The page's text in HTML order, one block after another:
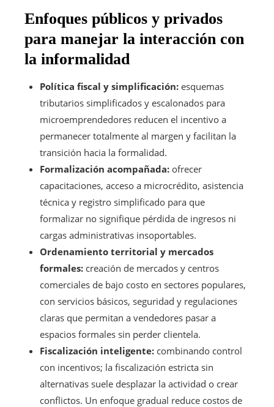
Enfoques públicos y privados
para manejar la interacción con
la informalidad
Política fiscal y simplificación: esquemas
tributarios simplificados y escalonados para
microemprendedores reducen el incentivo a
permanecer totalmente al margen y facilitan la
transición hacia la formalidad.
Formalización acompañada: ofrecer
capacitaciones, acceso a microcrédito, asistencia
técnica y registro simplificado para que
formalizar no signifique pérdida de ingresos ni
cargas administrativas insoportables.
Ordenamiento territorial y mercados
formales: creación de mercados y centros
comerciales de bajo costo en sectores populares,
con servicios básicos, seguridad y regulaciones
claras que permitan a vendedores pasar a
espacios formales sin perder clientela.
Fiscalización inteligente: combinando control
con incentivos; la fiscalización estricta sin
alternativas suele desplazar la actividad o crear
conflictos. Un enfoque gradual reduce costos de